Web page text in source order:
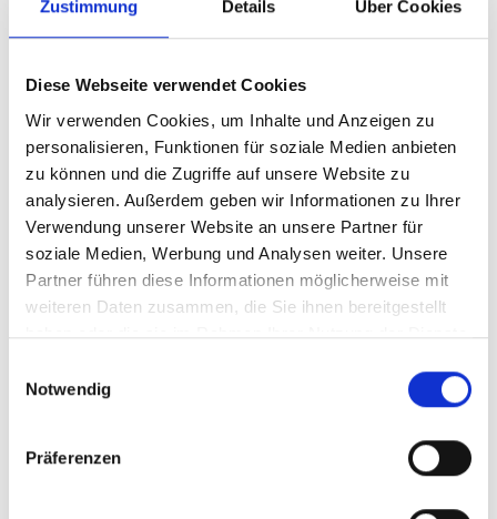
Zustimmung Details Über Cookies
Diese Webseite verwendet Cookies
Wir verwenden Cookies, um Inhalte und Anzeigen zu
personalisieren, Funktionen für soziale Medien anbieten
zu können und die Zugriffe auf unsere Website zu
analysieren. Außerdem geben wir Informationen zu Ihrer
Verwendung unserer Website an unsere Partner für
soziale Medien, Werbung und Analysen weiter. Unsere
Partner führen diese Informationen möglicherweise mit
weiteren Daten zusammen, die Sie ihnen bereitgestellt
haben oder die sie im Rahmen Ihrer Nutzung der Dienste
Notwendig
Präferenzen